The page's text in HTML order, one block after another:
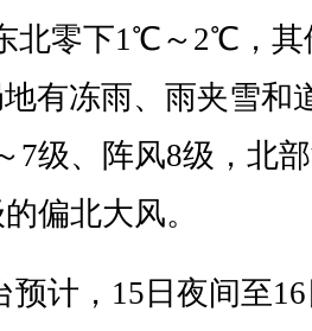
北零下1℃～2℃，
有冻雨、雨夹雪和
7级、阵风8级，北
偏北大风。
预计，15日夜间至